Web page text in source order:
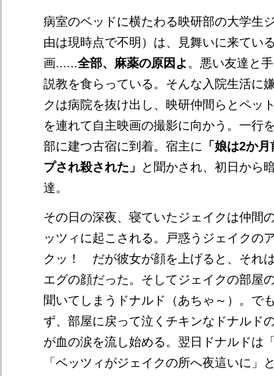
病室のベッドに横たわる映研部の大学生
由は現時点で不明）は、見舞いに来てい
画......全部、麻薬の原因よ 。悪い友達と
説教を食らっている。そんな入院生活に
クは病院を抜け出し、映研仲間らとペッ
を連れて自主映画の撮影に向かう。一行
部に建つ古宿に到着。宿主に 「娘は2か
プされ殺された」
と聞かされ、初日から
達。
その日の深夜、寝ていたジェイクは仲間
ッツィに起こされる。戸惑うジェイクの
クッ！ だが彼女が顔を上げると、それ
エグの顔だった。そしてジェイクの部屋
聞いてしまうドナルド（あちゃ～）。で
ず、部屋に戻って泣くチキンなドナルド
が血の涙を流し始める。翌日ドナルドは
「ベッツィがジェイクの所へ夜這いに」